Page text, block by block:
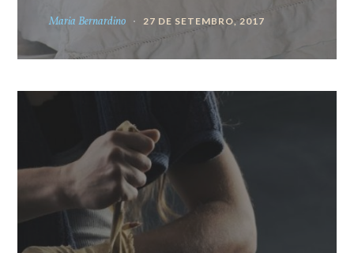
Maria Bernardino 27 DE SETEMBRO, 2017